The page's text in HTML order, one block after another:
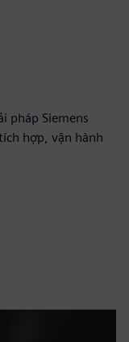
pháp Siemens
hợp, vận hành